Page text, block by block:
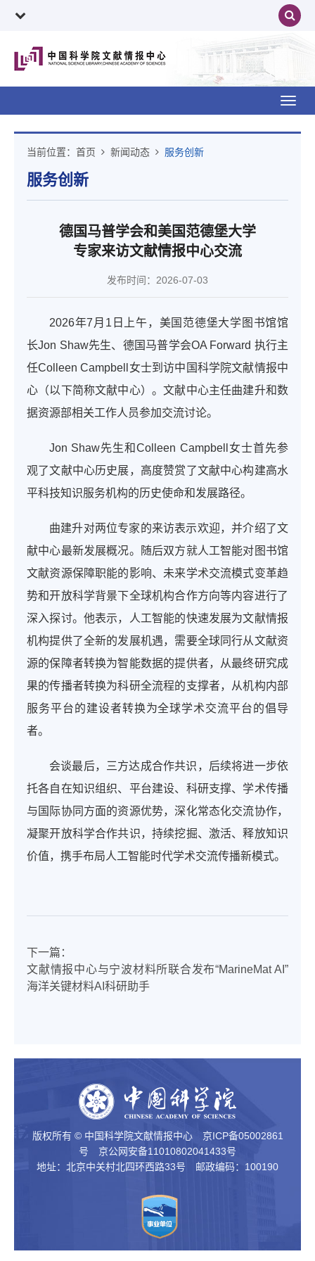
当前位置： 首页 新闻动态 服务创新
服务创新
德国马普学会和美国范德堡大学
专家来访文献情报中心交流
发布时间：2026-07-03
2026年7月1日上午，美国范德堡大学图书馆馆
长Jon Shaw先生、德国马普学会OA Forward 执行主
任Colleen Campbell女士到访中国科学院文献情报中
心（以下简称文献中心）。文献中心主任曲建升和数
据资源部相关工作人员参加交流讨论。
Jon Shaw先生和Colleen Campbell女士首先参
观了文献中心历史展，高度赞赏了文献中心构建高水
平科技知识服务机构的历史使命和发展路径。
曲建升对两位专家的来访表示欢迎，并介绍了文
献中心最新发展概况。随后双方就人工智能对图书馆
文献资源保障职能的影响、未来学术交流模式变革趋
势和开放科学背景下全球机构合作方向等内容进行了
深入探讨。他表示，人工智能的快速发展为文献情报
机构提供了全新的发展机遇，需要全球同行从文献资
源的保障者转换为智能数据的提供者，从最终研究成
果的传播者转换为科研全流程的支撑者，从机构内部
服务平台的建设者转换为全球学术交流平台的倡导
者。
会谈最后，三方达成合作共识，后续将进一步依
托各自在知识组织、平台建设、科研支撑、学术传播
与国际协同方面的资源优势，深化常态化交流协作，
凝聚开放科学合作共识，持续挖掘、激活、释放知识
价值，携手布局人工智能时代学术交流传播新模式。
下一篇：
文献情报中心与宁波材料所联合发布“MarineMat AI”
海洋关键材料AI科研助手
版权所有 © 中国科学院文献情报中心 京ICP备05002861
号 京公网安备11010802041433号
地址：北京中关村北四环西路33号 邮政编码：100190